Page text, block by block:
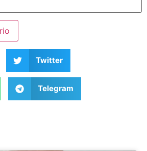
Twitter
Telegram